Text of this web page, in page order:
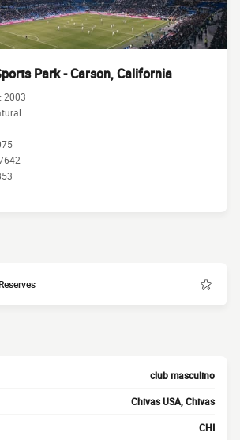
Park - Carson, California
2003
club masculino
Chivas USA, Chivas
CHI